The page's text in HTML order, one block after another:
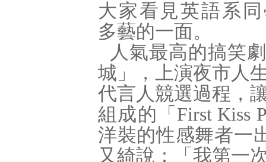
大家看見英語系
多藝的一面。
人氣最高的搞笑
城」，上演夜市人
代言人競選過程，
組成的「 First Kiss
洋裝的性感舞者一
又綺說：「我第一